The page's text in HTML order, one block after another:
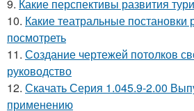
9. Какие перспективы развития
10. Какие театральные постановки
посмотреть
11. Создание чертежей потолков
руководство
12. Скачать Серия 1.045.9-2.00
применению